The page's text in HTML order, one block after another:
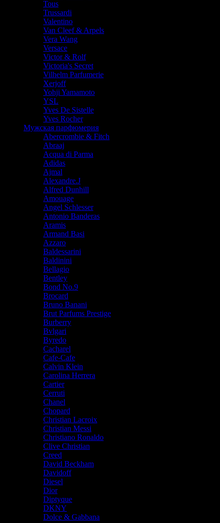
Tous
Trussardi
Valentino
Van Cleef & Arpels
Vera Wang
Versace
Victor & Rolf
Victoria's Secret
Vilhelm Parfumerie
Xerjoff
Yohji Yamamoto
YSL
Yves De Sistelle
Yves Rocher
Мужская парфюмерия
Abercrombie & Fitch
Abraaj
Acqua di Parma
Adidas
Ajmal
Alexandre.J
Alfred Dunhill
Amouage
Angel Schlesser
Antonio Banderas
Aramis
Armand Basi
Azzaro
Baldessarini
Baldinini
Bellagio
Bentley
Bond No.9
Brocard
Bruno Banani
Brut Parfums Prestige
Burberry
Bvlgari
Byredo
Cacharel
Cafe-Cafe
Calvin Klein
Carolina Herrera
Cartier
Cerruti
Chanel
Chopard
Christian Lacroix
Christian Messi
Christiano Ronaldo
Clive Christian
Creed
David Beckham
Davidoff
Diesel
Dior
Diptyque
DKNY
Dolce & Gabbana